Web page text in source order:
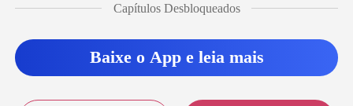
Capítulos Desbloqueados
Baixe o App e leia mais